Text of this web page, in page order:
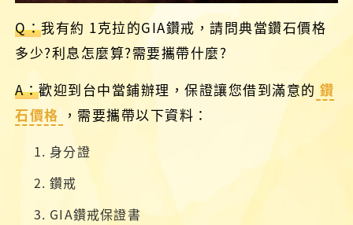
Q：我有約 1克拉的GIA鑽戒，請問典當鑽石價格
多少?利息怎麼算?需要攜帶什麼?
A：歡迎到台中當鋪辦理，保證讓您借到滿意的 鑽
石價格 ，需要攜帶以下資料：
身分證
鑽戒
GIA鑽戒保證書